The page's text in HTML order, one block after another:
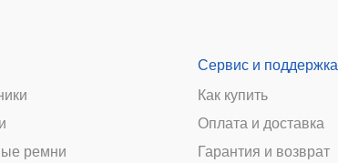
ремни
Сервис и поддержка
Как купить
Оплата и доставка
Гарантия и возврат